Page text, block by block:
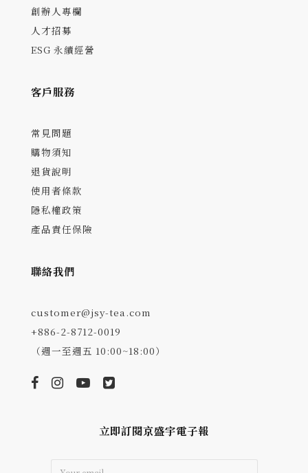
創辦人專欄
人才招募
ESG 永續經營
客戶服務
常見問題
購物須知
退貨說明
使用者條款
隱私權政策
產品責任保險
聯絡我們
customer@jsy-tea.com
+886-2-8712-0019
（週一至週五 10:00~18:00）
立即訂閱京盛宇電子報